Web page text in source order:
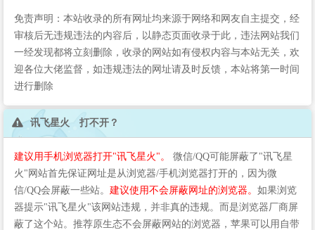
免责声明：本站收录的所有网址均来源于网络和网友自主提交，经
审核后无违规违法的内容后，以静态页面收录于此，违法网站我们
一经发现都将立刻删除，收录的网站如有侵权内容与本站无关，欢
迎各位大佬监督，如违规违法的网址请及时反馈，本站将第一时间
进行删除
讯飞星火 打不开？
建议用手机浏览器打开"讯飞星火"。
微信/QQ可能屏蔽了"讯飞星
火"网站首先保证网址是从浏览器/手机浏览器打开的，因为微
信/QQ会屏蔽一些站。 建议使用不会屏蔽网址的浏览器。 如果浏览
器提示"讯飞星火"该网站违规，并非真的违规。而是浏览器厂商屏
蔽了这个站。推荐原生态不会屏蔽网站的浏览器，苹果可以用自带